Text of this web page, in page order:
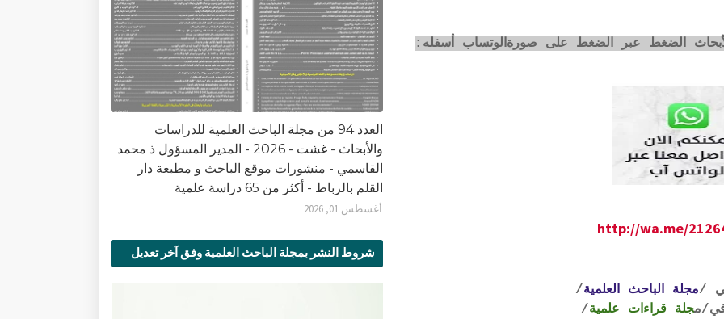
الضغط عبر الضغط على صورةالوتساب أسفله:
http://wa.me/
/مجلة الباحث العلمية/
/مجلة قراءات علمية/
العدد 94 من مجلة الباحث العلمية للدراسات
والأبحاث - غشت - 2026 - المدير المسؤول ذ محمد
القاسمي - منشورات موقع الباحث و مطبعة دار
القلم بالرباط - أكثر من 65 دراسة علمية
أغسطس 01, 2026
شروط النشر بمجلة الباحث العلمية وفق آخر تعديل